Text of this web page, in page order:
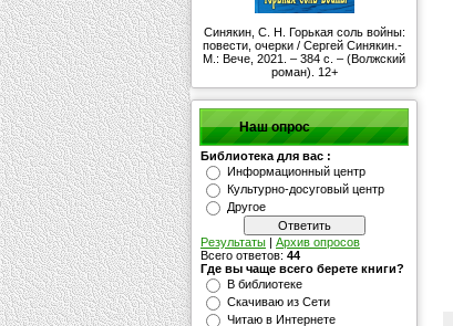
Синякин, С. Н. Горькая соль войны:
повести, очерки / Сергей Синякин.-
М.: Вече, 2021. – 384 с. – (Волжский
роман). 12+
Наш опрос
Библиотека для вас :
Информационный центр
Культурно-досуговый центр
Другое
Результаты | Архив опросов
Всего ответов: 44
Где вы чаще всего берете книги?
В библиотеке
Скачиваю из Сети
Читаю в Интернете